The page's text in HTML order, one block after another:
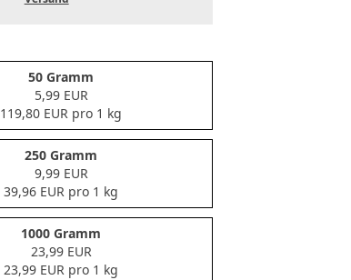
50 Gramm
5,99 EUR
119,80 EUR pro 1 kg
250 Gramm
9,99 EUR
39,96 EUR pro 1 kg
1000 Gramm
23,99 EUR
23,99 EUR pro 1 kg